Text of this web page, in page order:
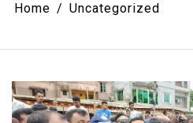
Home Uncategorized